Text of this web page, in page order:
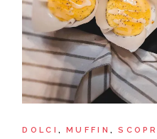
DOLCI MUFFIN